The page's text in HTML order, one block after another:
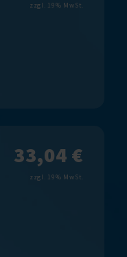
zzgl. 19% MwSt.
33,04 €
zzgl. 19% MwSt.